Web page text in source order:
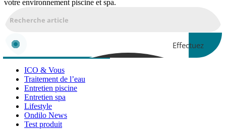
votre environnement piscine et spa.
Effectuez
ICO & Vous
Traitement de l’eau
Entretien piscine
Entretien spa
Lifestyle
Ondilo News
Test produit